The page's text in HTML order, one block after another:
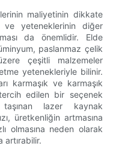
maliyetinin dikkate
ve yeteneklerinin diğer
da önemlidir. Elde
paslanmaz çelik
çeşitli malzemeler
yetenekleriyle bilinir.
karmaşık ve karmaşık
edilen bir seçenek
lazer kaynak
üretkenliğin artmasına
olmasına neden olarak